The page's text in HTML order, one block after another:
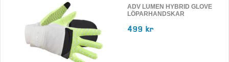
ADV LUMEN HYBRID GLOVE
LÖPARHANDSKAR
499 kr